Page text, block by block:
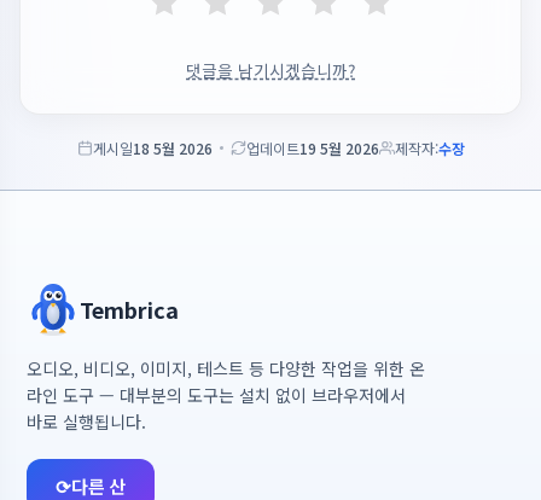
댓글을 남기시겠습니까?
게시일18 5월 2026 업데이트19 5월 2026 제작자:수장
Tembrica
오디오, 비디오, 이미지, 테스트 등 다양한 작업을 위한 온
라인 도구 — 대부분의 도구는 설치 없이 브라우저에서
바로 실행됩니다.
⟳다른 산